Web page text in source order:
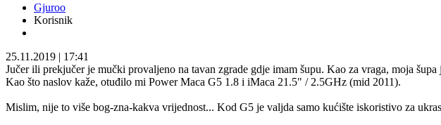
Gjuroo
Korisnik
25.11.2019 | 17:41
Jučer ili prekjučer je mučki provaljeno na tavan zgrade gdje imam šupu. Kao za vraga, moja
Kao što naslov kaže, otuđilo mi Power Maca G5 1.8 i iMaca 21.5" / 2.5GHz (mid 2011).
Mislim, nije to više bog-zna-kakva vrijednost... Kod G5 je valjda samo kućište iskoristivo za